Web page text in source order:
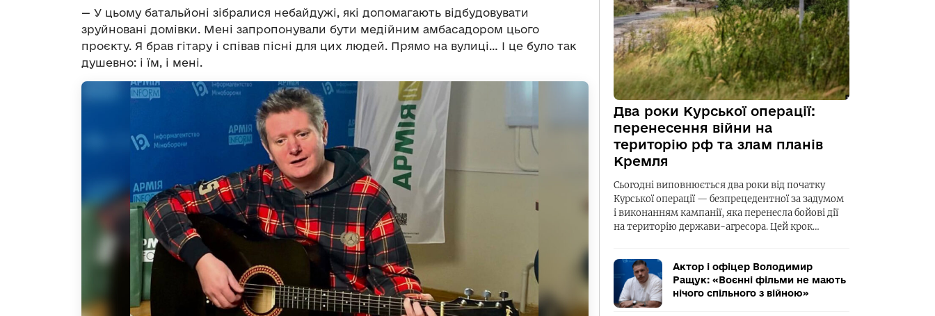
— У цьому батальйоні зібралися небайдужі, які допомагають відбудовувати
зруйновані домівки. Мені запропонували бути медійним амбасадором цього
проєкту. Я брав гітару і співав пісні для цих людей. Прямо на вулиці… І це було так
душевно: і їм, і мені.
Два роки Курської операції:
перенесення війни на
територію рф та злам планів
Кремля
Сьогодні виповнюється два роки від початку
Курської операції — безпрецедентної за задумом
і виконанням кампанії, яка перенесла бойові дії
на територію держави-агресора. Цей крок…
Актор і офіцер Володимир
Ращук: «Воєнні фільми не мають
нічого спільного з війною»